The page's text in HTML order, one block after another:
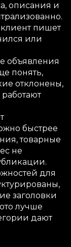
описания и
пишет
или
объявления
понять,
отклонены,
быстрее
товарные
не
для
заголовки
лучше
дают